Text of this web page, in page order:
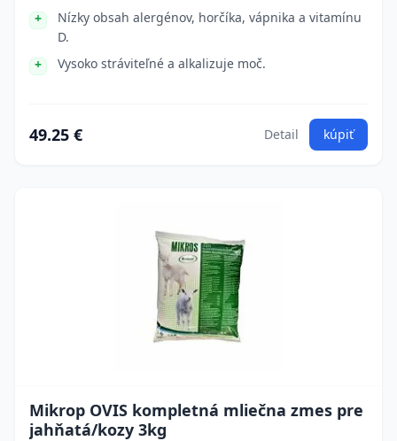
Nízky obsah alergénov, horčíka, vápnika a vitamínu
D.
Vysoko stráviteľné a alkalizuje moč.
49.25 € Detail kúpiť
Mikrop OVIS kompletná mliečna zmes pre
jahňatá/kozy 3kg